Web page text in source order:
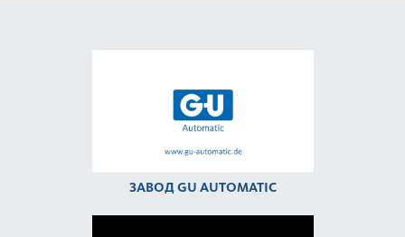
ЗАВОД GU AUTOMATIC